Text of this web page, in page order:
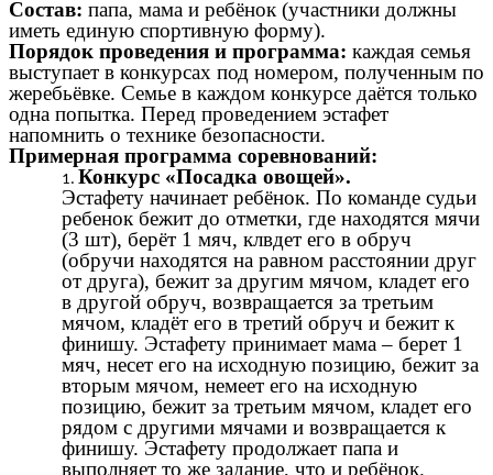
Состав: папа, мама и ребёнок (участники должны
иметь единую спортивную форму).
Порядок проведения и программа: каждая семья
выступает в конкурсах под номером, полученным по
жеребьёвке. Семье в каждом конкурсе даётся только
одна попытка. Перед проведением эстафет
напомнить о технике безопасности.
Примерная программа соревнований:
Конкурс «Посадка овощей».
Эстафету начинает ребёнок. По команде судьи
ребенок бежит до отметки, где находятся мячи
(3 шт), берёт 1 мяч, клвдет его в обруч
(обручи находятся на равном расстоянии друг
от друга), бежит за другим мячом, кладет его
в другой обруч, возвращается за третьим
мячом, кладёт его в третий обруч и бежит к
финишу. Эстафету принимает мама – берет 1
мяч, несет его на исходную позицию, бежит за
вторым мячом, немеет его на исходную
позицию, бежит за третьим мячом, кладет его
рядом с другими мячами и возвращается к
финишу. Эстафету продолжает папа и
выполняет то же задание, что и ребёнок.